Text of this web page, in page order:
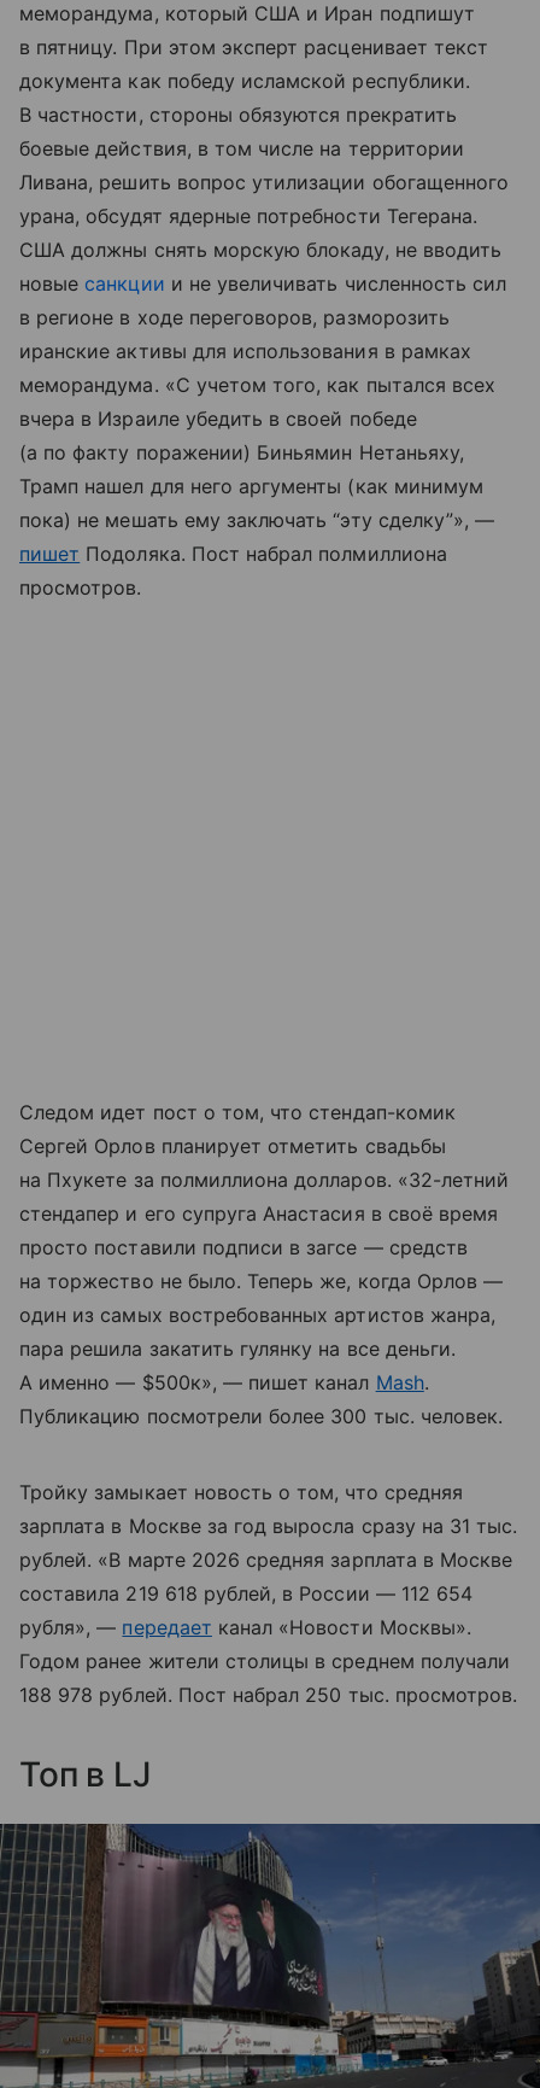
меморандума, который США и Иран подпишут
в пятницу. При этом эксперт расценивает текст
документа как победу исламской республики.
В частности, стороны обязуются прекратить
боевые действия, в том числе на территории
Ливана, решить вопрос утилизации обогащенного
урана, обсудят ядерные потребности Тегерана.
США должны снять морскую блокаду, не вводить
новые санкции и не увеличивать численность сил
в регионе в ходе переговоров, разморозить
иранские активы для использования в рамках
меморандума. «С учетом того, как пытался всех
вчера в Израиле убедить в своей победе
(а по факту поражении) Биньямин Нетаньяху,
Трамп нашел для него аргументы (как минимум
пока) не мешать ему заключать “эту сделку”», —
пишет Подоляка. Пост набрал полмиллиона
просмотров.
Следом идет пост о том, что стендап-комик
Сергей Орлов планирует отметить свадьбы
на Пхукете за полмиллиона долларов. «32-летний
стендапер и его супруга Анастасия в своё время
просто поставили подписи в загсе — средств
на торжество не было. Теперь же, когда Орлов —
один из самых востребованных артистов жанра,
пара решила закатить гулянку на все деньги.
А именно — $500к», — пишет канал Mash.
Публикацию посмотрели более 300 тыс. человек.
Тройку замыкает новость о том, что средняя
зарплата в Москве за год выросла сразу на 31 тыс.
рублей. «В марте 2026 средняя зарплата в Москве
составила 219 618 рублей, в России — 112 654
рубля», — передает канал «Новости Москвы».
Годом ранее жители столицы в среднем получали
188 978 рублей. Пост набрал 250 тыс. просмотров.
Топ в LJ